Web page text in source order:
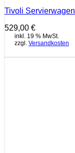
Tivoli Servierwagen
529,00 €
inkl. 19 % MwSt.
zzgl. Versandkosten